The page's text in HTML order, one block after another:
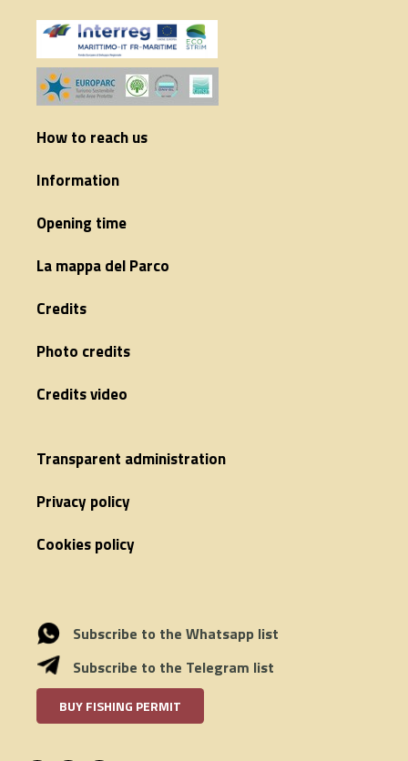
How to reach us
Information
Opening time
La mappa del Parco
Credits
Photo credits
Credits video
Transparent administration
Privacy policy
Cookies policy
Subscribe to the Whatsapp list
Subscribe to the Telegram list
BUY FISHING PERMIT